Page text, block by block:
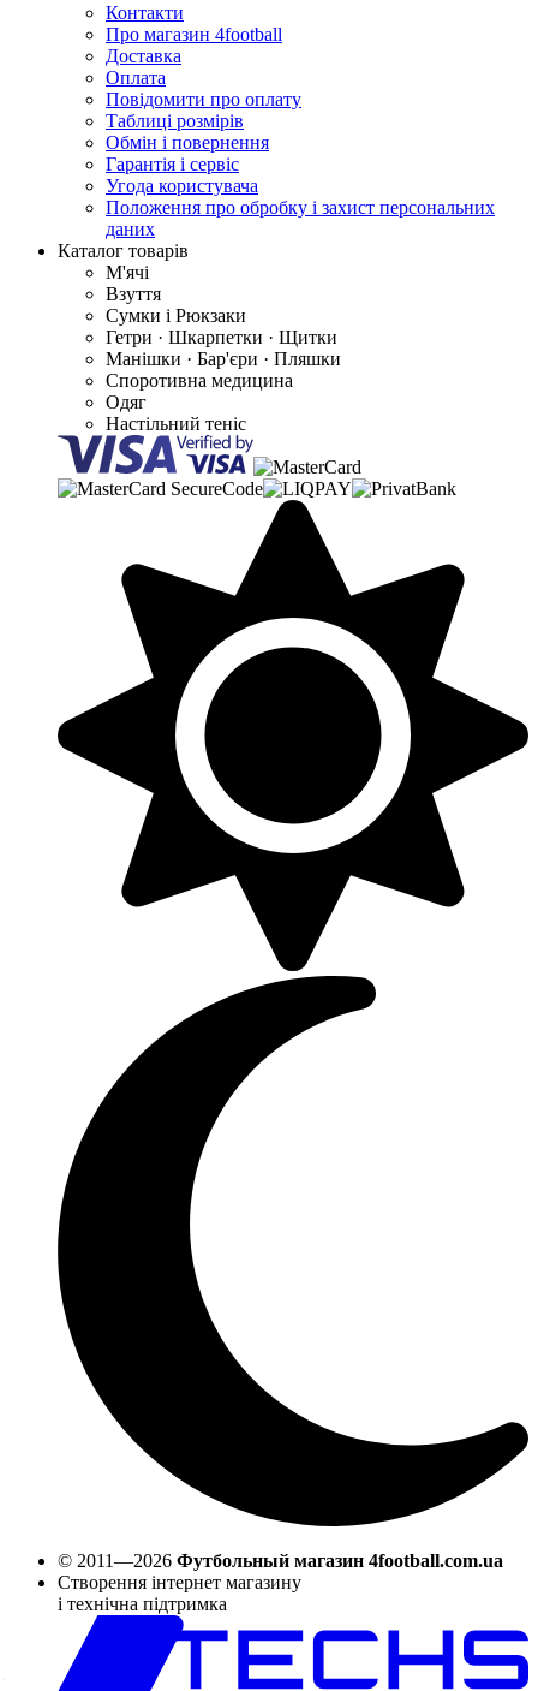
Контакти
Про магазин 4football
Доставка
Оплата
Повідомити про оплату
Таблиці розмірів
Обмін і повернення
Гарантія і сервіс
Угода користувача
Положення про обробку і захист персональних
даних
Каталог товарів
М'ячі
Взуття
Сумки і Рюкзаки
Гетри · Шкарпетки · Щитки
Манішки · Бар'єри · Пляшки
Споротивна медицина
Одяг
Настільний теніс
© 2011—2026 Футбольный магазин 4football.com.ua
Створення інтернет магазину
і технічна підтримка